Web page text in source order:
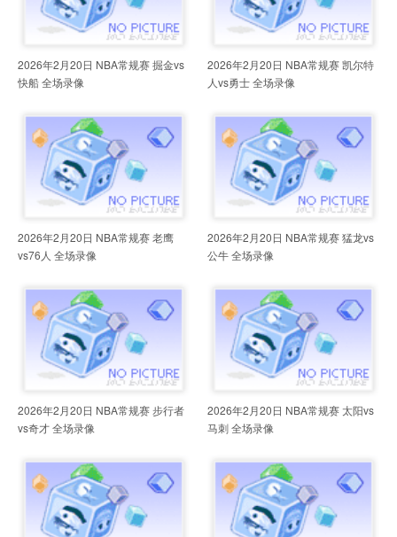
2026年2月20日 NBA常规赛 掘金vs
快船 全场录像
2026年2月20日 NBA常规赛 凯尔特
人vs勇士 全场录像
2026年2月20日 NBA常规赛 老鹰
vs76人 全场录像
2026年2月20日 NBA常规赛 猛龙vs
公牛 全场录像
2026年2月20日 NBA常规赛 步行者
vs奇才 全场录像
2026年2月20日 NBA常规赛 太阳vs
马刺 全场录像